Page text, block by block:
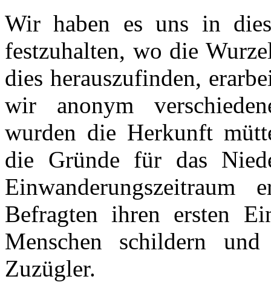
Wir haben es uns in
festzuhalten, wo die
dies herauszufinden,
wir anonym
wurden die Herkunft
die Gründe für das
Befragten ihren ersten
Menschen schildern
Zuzügler.